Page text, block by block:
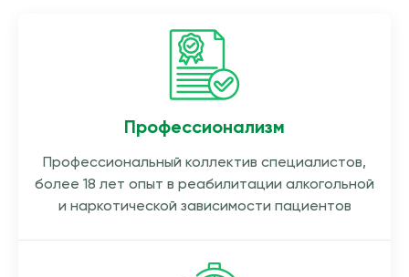
Профессионализм
Профессиональный коллектив специалистов,
более 18 лет опыт в реабилитации алкогольной
и наркотической зависимости пациентов